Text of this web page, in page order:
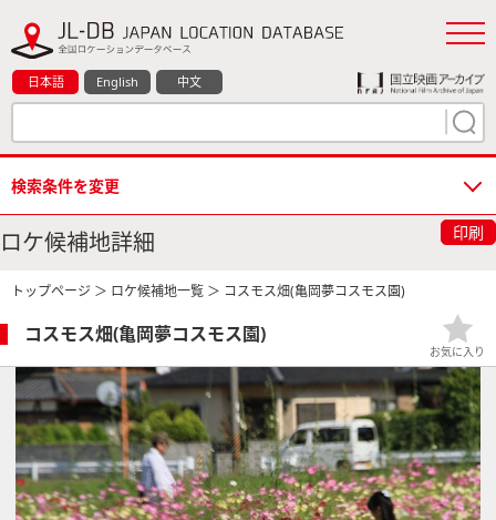
日本語 English 中文
検索条件を変更
ロケ候補地詳細 印刷
トップページ ＞ ロケ候補地一覧 ＞ コスモス畑(亀岡夢コスモス園)
コスモス畑(亀岡夢コスモス園)
お気に入り